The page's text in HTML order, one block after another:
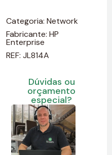
Categoria:Network
Fabricante:HP
Enterprise
REF: JL814A
Dúvidas ou
orçamento
especial?